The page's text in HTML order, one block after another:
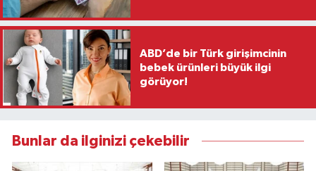
ABD’de bir Türk girişimcinin
bebek ürünleri büyük ilgi
görüyor!
Bunlar da ilginizi çekebilir